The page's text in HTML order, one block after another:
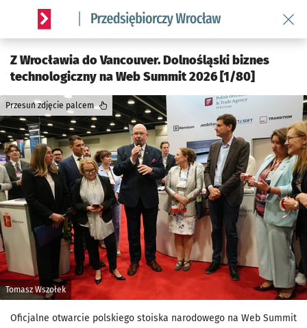
Serwis informacyjny wroclaw.pl podserwis: Strategia
Z Wrocławia do Vancouver. Dolnośląski biznes
technologiczny na Web Summit 2026 [1/80]
Tomasz Wszołek
Przesuń zdjęcie palcem
Oficjalne otwarcie polskiego stoiska narodowego na Web Summit